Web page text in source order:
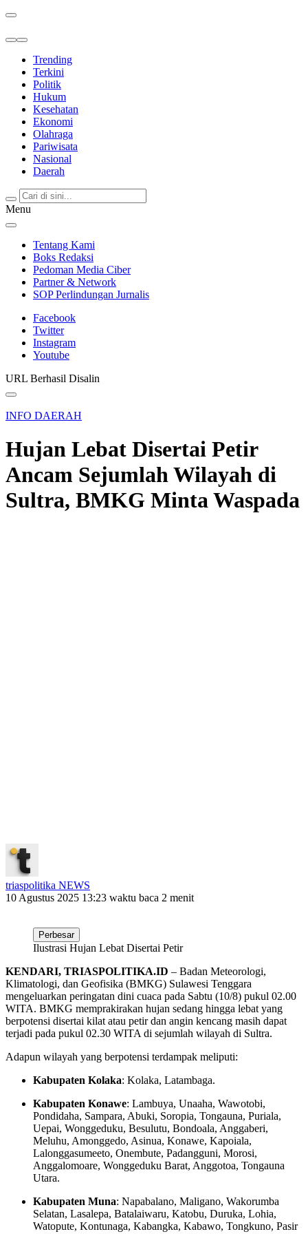
Trending
Terkini
Politik
Hukum
Kesehatan
Ekonomi
Olahraga
Pariwisata
Nasional
Daerah
Menu
Tentang Kami
Boks Redaksi
Pedoman Media Ciber
Partner & Network
SOP Perlindungan Jurnalis
Facebook
Twitter
Instagram
Youtube
URL Berhasil Disalin
INFO DAERAH
Hujan Lebat Disertai Petir
Ancam Sejumlah Wilayah di
Sultra, BMKG Minta Waspada
triaspolitika NEWS
10 Agustus 2025 13:23 waktu baca 2 menit
Perbesar
Ilustrasi Hujan Lebat Disertai Petir
KENDARI, TRIASPOLITIKA.ID – Badan Meteorologi,
Klimatologi, dan Geofisika (BMKG) Sulawesi Tenggara
mengeluarkan peringatan dini cuaca pada Sabtu (10/8) pukul 02.00
WITA. BMKG memprakirakan hujan sedang hingga lebat yang
berpotensi disertai kilat atau petir dan angin kencang masih dapat
terjadi pada pukul 02.30 WITA di sejumlah wilayah di Sultra.
Adapun wilayah yang berpotensi terdampak meliputi:
Kabupaten Kolaka: Kolaka, Latambaga.
Kabupaten Konawe: Lambuya, Unaaha, Wawotobi,
Pondidaha, Sampara, Abuki, Soropia, Tongauna, Puriala,
Uepai, Wonggeduku, Besulutu, Bondoala, Anggaberi,
Meluhu, Amonggedo, Asinua, Konawe, Kapoiala,
Lalonggasumeeto, Onembute, Padangguni, Morosi,
Anggalomoare, Wonggeduku Barat, Anggotoa, Tongauna
Utara.
Kabupaten Muna: Napabalano, Maligano, Wakorumba
Selatan, Lasalepa, Batalaiwaru, Katobu, Duruka, Lohia,
Watopute, Kontunaga, Kabangka, Kabawo, Tongkuno, Pasir